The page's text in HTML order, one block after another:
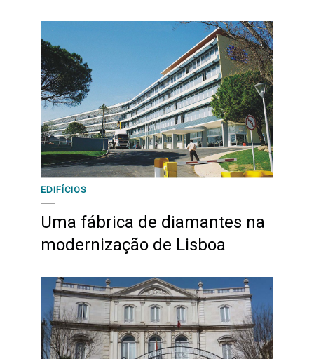
EDIFÍCIOS
Uma fábrica de diamantes na
modernização de Lisboa